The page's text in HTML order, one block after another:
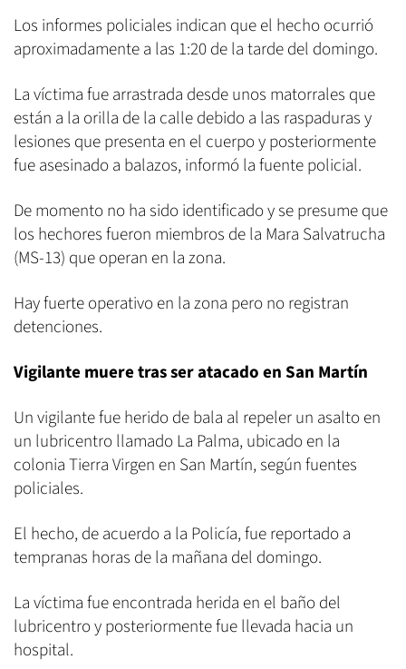
Los informes policiales indican que el hecho ocurrió
aproximadamente a las 1:20 de la tarde del domingo.
La víctima fue arrastrada desde unos matorrales que
están a la orilla de la calle debido a las raspaduras y
lesiones que presenta en el cuerpo y posteriormente
fue asesinado a balazos, informó la fuente policial.
De momento no ha sido identificado y se presume que
los hechores fueron miembros de la Mara Salvatrucha
(MS-13) que operan en la zona.
Hay fuerte operativo en la zona pero no registran
detenciones.
Vigilante muere tras ser atacado en San Martín
Un vigilante fue herido de bala al repeler un asalto en
un lubricentro llamado La Palma, ubicado en la
colonia Tierra Virgen en San Martín, según fuentes
policiales.
El hecho, de acuerdo a la Policía, fue reportado a
tempranas horas de la mañana del domingo.
La víctima fue encontrada herida en el baño del
lubricentro y posteriormente fue llevada hacia un
hospital.